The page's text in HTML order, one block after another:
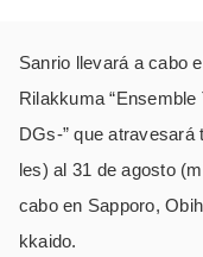
Sanrio llevará a cabo
Rilakkuma “Ensemble
DGs-” que atravesará
les) al 31 de agosto
cabo en Sapporo,
kkaido.